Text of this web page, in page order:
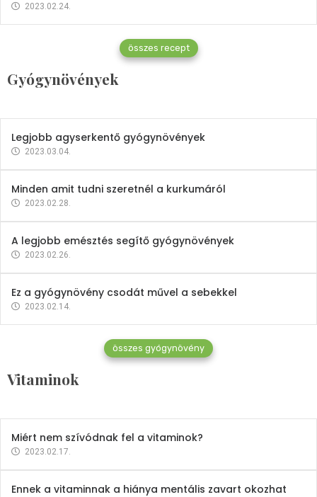
2023.02.24.
összes recept
Gyógynövények
Gyógynövények
Mindent a petrezselyemről
2023.12.21.
Legjobb agyserkentő gyógynövények
2023.03.04.
Minden amit tudni szeretnél a kurkumáról
2023.02.28.
A legjobb emésztés segítő gyógynövények
2023.02.26.
Ez a gyógynövény csodát művel a sebekkel
2023.02.14.
összes gyógynövény
Vitaminok
Vitaminok
Mindent a B-12 vitaminról
2023.02.27.
Miért nem szívódnak fel a vitaminok?
2023.02.17.
Ennek a vitaminnak a hiánya mentális zavart okozhat